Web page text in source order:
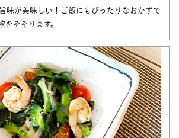
味が美味しい！ご飯にもぴったりなおかずで
をそそります。